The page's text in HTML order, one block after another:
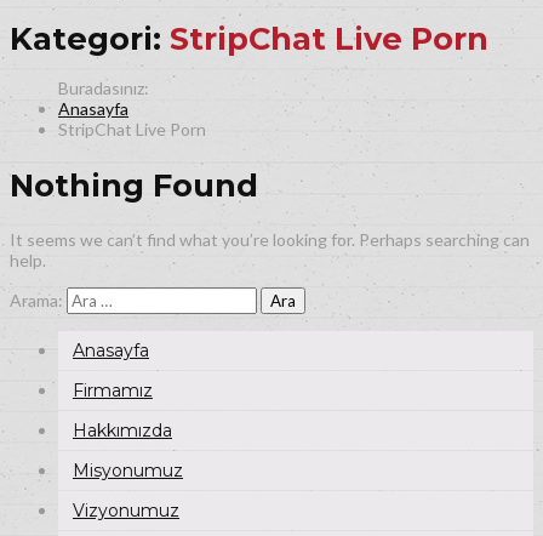
Kategori: StripChat Live Porn
Anasayfa
StripChat Live Porn
Nothing Found
It seems we can’t find what you’re looking for. Perhaps searching can
help.
Arama:
Anasayfa
Firmamız
Hakkımızda
Misyonumuz
Vizyonumuz